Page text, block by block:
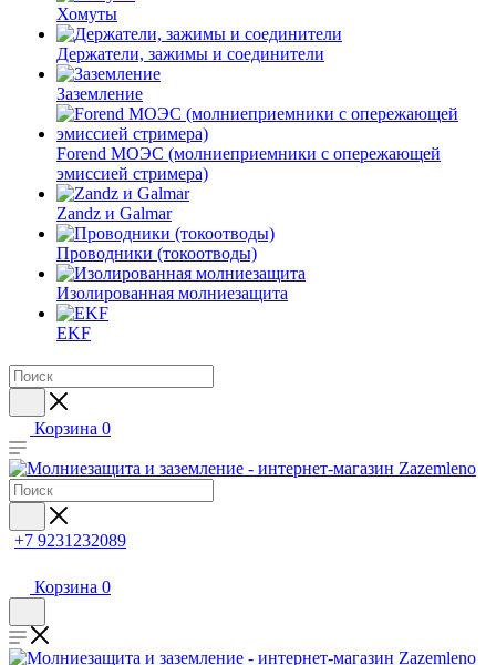
Хомуты
Держатели, зажимы и соединители
Заземление
Forend МОЭС (молниеприемники с опережающей
эмиссией стримера)
Zandz и Galmar
Проводники (токоотводы)
Изолированная молниезащита
EKF
Корзина 0
+7 9231232089
Корзина 0